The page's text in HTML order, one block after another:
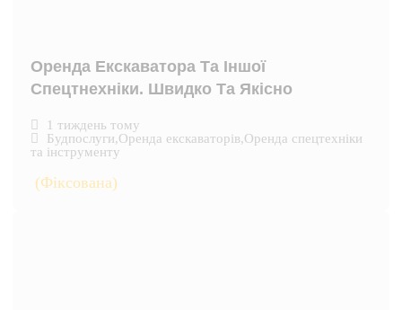
Оренда Екскаватора Та Іншої
Спецтнехніки. Швидко Та Якісно
1 тиждень тому
Будпослуги,Оренда екскаваторів,Оренда спецтехніки
та інструменту
(Фіксована)